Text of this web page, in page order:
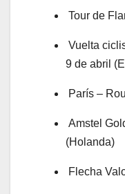
Tour de
Vuelta
9 de abril
París –
Amstel
(Holanda)
Flecha